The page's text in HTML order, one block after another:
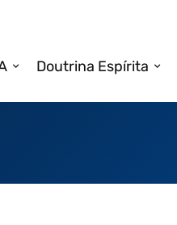
Doutrina Espírita